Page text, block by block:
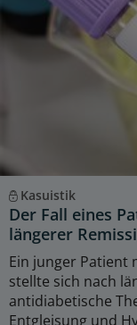
Kasuistik
Der Fall eines
längerer
Ein junger Patient
stellte sich nach
antidiabetische
Entgleisung und